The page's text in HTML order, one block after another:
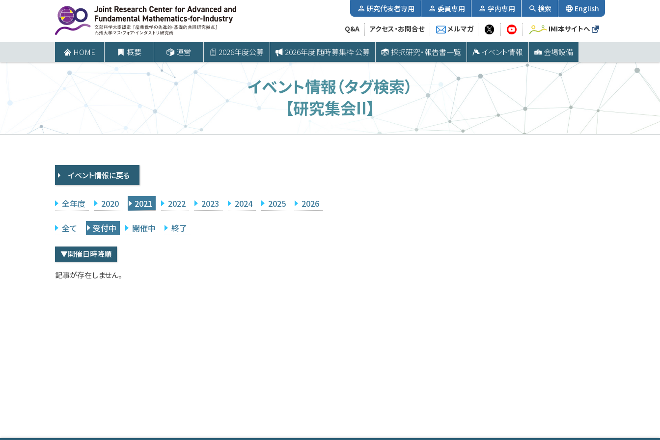
ツ
プ
HOME 概要 運営 2026年度公募 2026年度 随時募集枠 公募 採択研究・報告書一覧 イベント情報 会場設備
研究代表者専用 委員専用 学内専用 検索 English
Q&A アクセス・お問合せ メルマガ IMI本サイトへ
イベント情報（タグ検索）
【研究集会II】
イベント情報に戻る
全年度 2020 2021 2022 2023 2024 2025 2026
全て 受付中 開催中 終了
▼開催日時降順
記事が存在しません。